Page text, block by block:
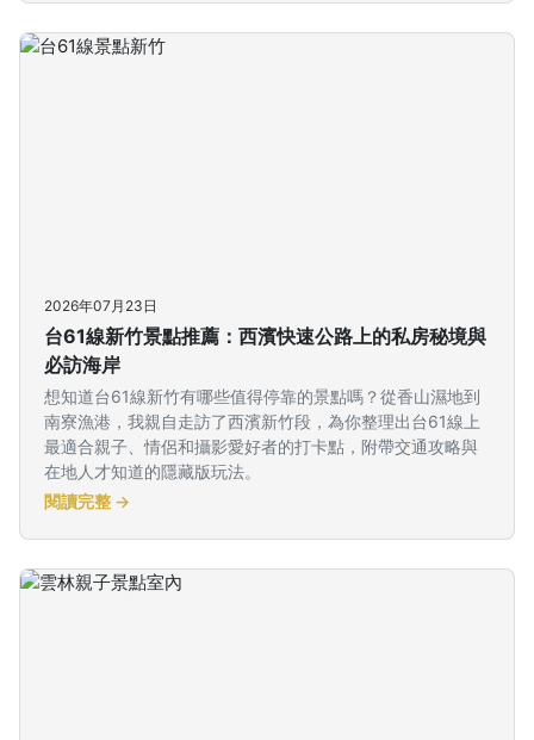
2026年07月23日
台61線新竹景點推薦：西濱快速公路上的私房秘境與
必訪海岸
想知道台61線新竹有哪些值得停靠的景點嗎？從香山濕地到
南寮漁港，我親自走訪了西濱新竹段，為你整理出台61線上
最適合親子、情侶和攝影愛好者的打卡點，附帶交通攻略與
在地人才知道的隱藏版玩法。
閱讀完整 →